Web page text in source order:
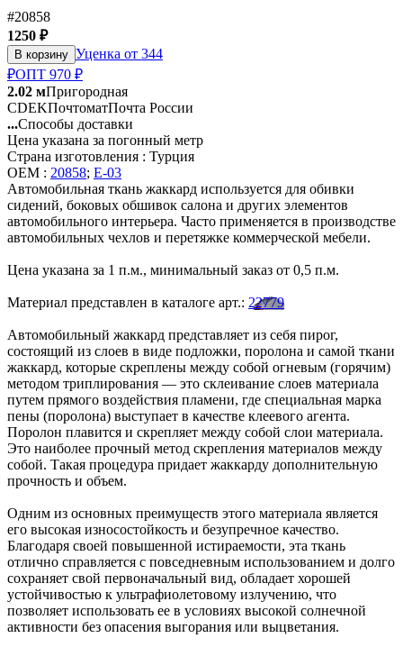
#20858
1250 ₽
В корзину Уценка от 344
₽ОПТ 970 ₽
2.02 мПригородная
CDEKПочтоматПочта России
...Способы доставки
Цена указана за погонный метр
Страна изготовления : Турция
OEM : 20858; E-03
Автомобильная ткань жаккард используется для обивки
сидений, боковых обшивок салона и других элементов
автомобильного интерьера. Часто применяется в производстве
автомобильных чехлов и перетяжке коммерческой мебели.
Цена указана за 1 п.м., минимальный заказ от 0,5 п.м.
Материал представлен в каталоге арт.: 22779
Автомобильный жаккард представляет из себя пирог,
состоящий из слоев в виде подложки, поролона и самой ткани
жаккард, которые скреплены между собой огневым (горячим)
методом триплирования — это склеивание слоев материала
путем прямого воздействия пламени, где специальная марка
пены (поролона) выступает в качестве клеевого агента.
Поролон плавится и скрепляет между собой слои материала.
Это наиболее прочный метод скрепления материалов между
собой. Такая процедура придает жаккарду дополнительную
прочность и объем.
Одним из основных преимуществ этого материала является
его высокая износостойкость и безупречное качество.
Благодаря своей повышенной истираемости, эта ткань
отлично справляется с повседневным использованием и долго
сохраняет свой первоначальный вид, обладает хорошей
устойчивостью к ультрафиолетовому излучению, что
позволяет использовать ее в условиях высокой солнечной
активности без опасения выгорания или выцветания.